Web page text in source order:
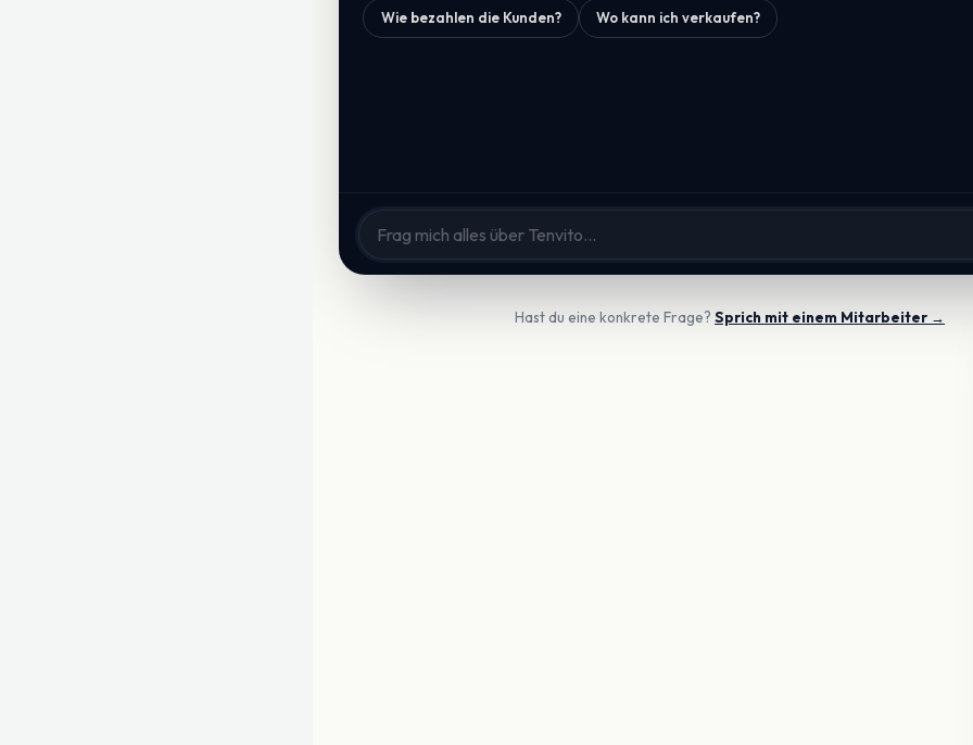
Wie bezahlen die Kunden? Wo kann ich verkaufen?
Hast du eine konkrete Frage? Sprich mit einem Mitarbeiter →